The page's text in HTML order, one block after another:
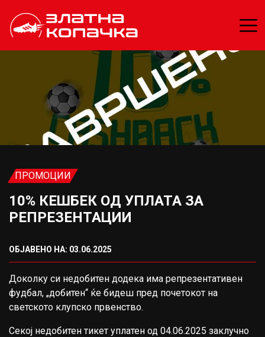
ПРОМОЦИИ
10% КЕШБЕК ОД УПЛАТА ЗА
РЕПРЕЗЕНТАЦИИ
ОБЈАВЕНО НА: 03.06.2025
Доколку си недобитен додека има репрезентативен
фудбал, „добитен“ ќе бидеш пред почетокот на
светското клупско првенство.
Секој недобитен тикет уплатен од 04.06.2025 заклучно